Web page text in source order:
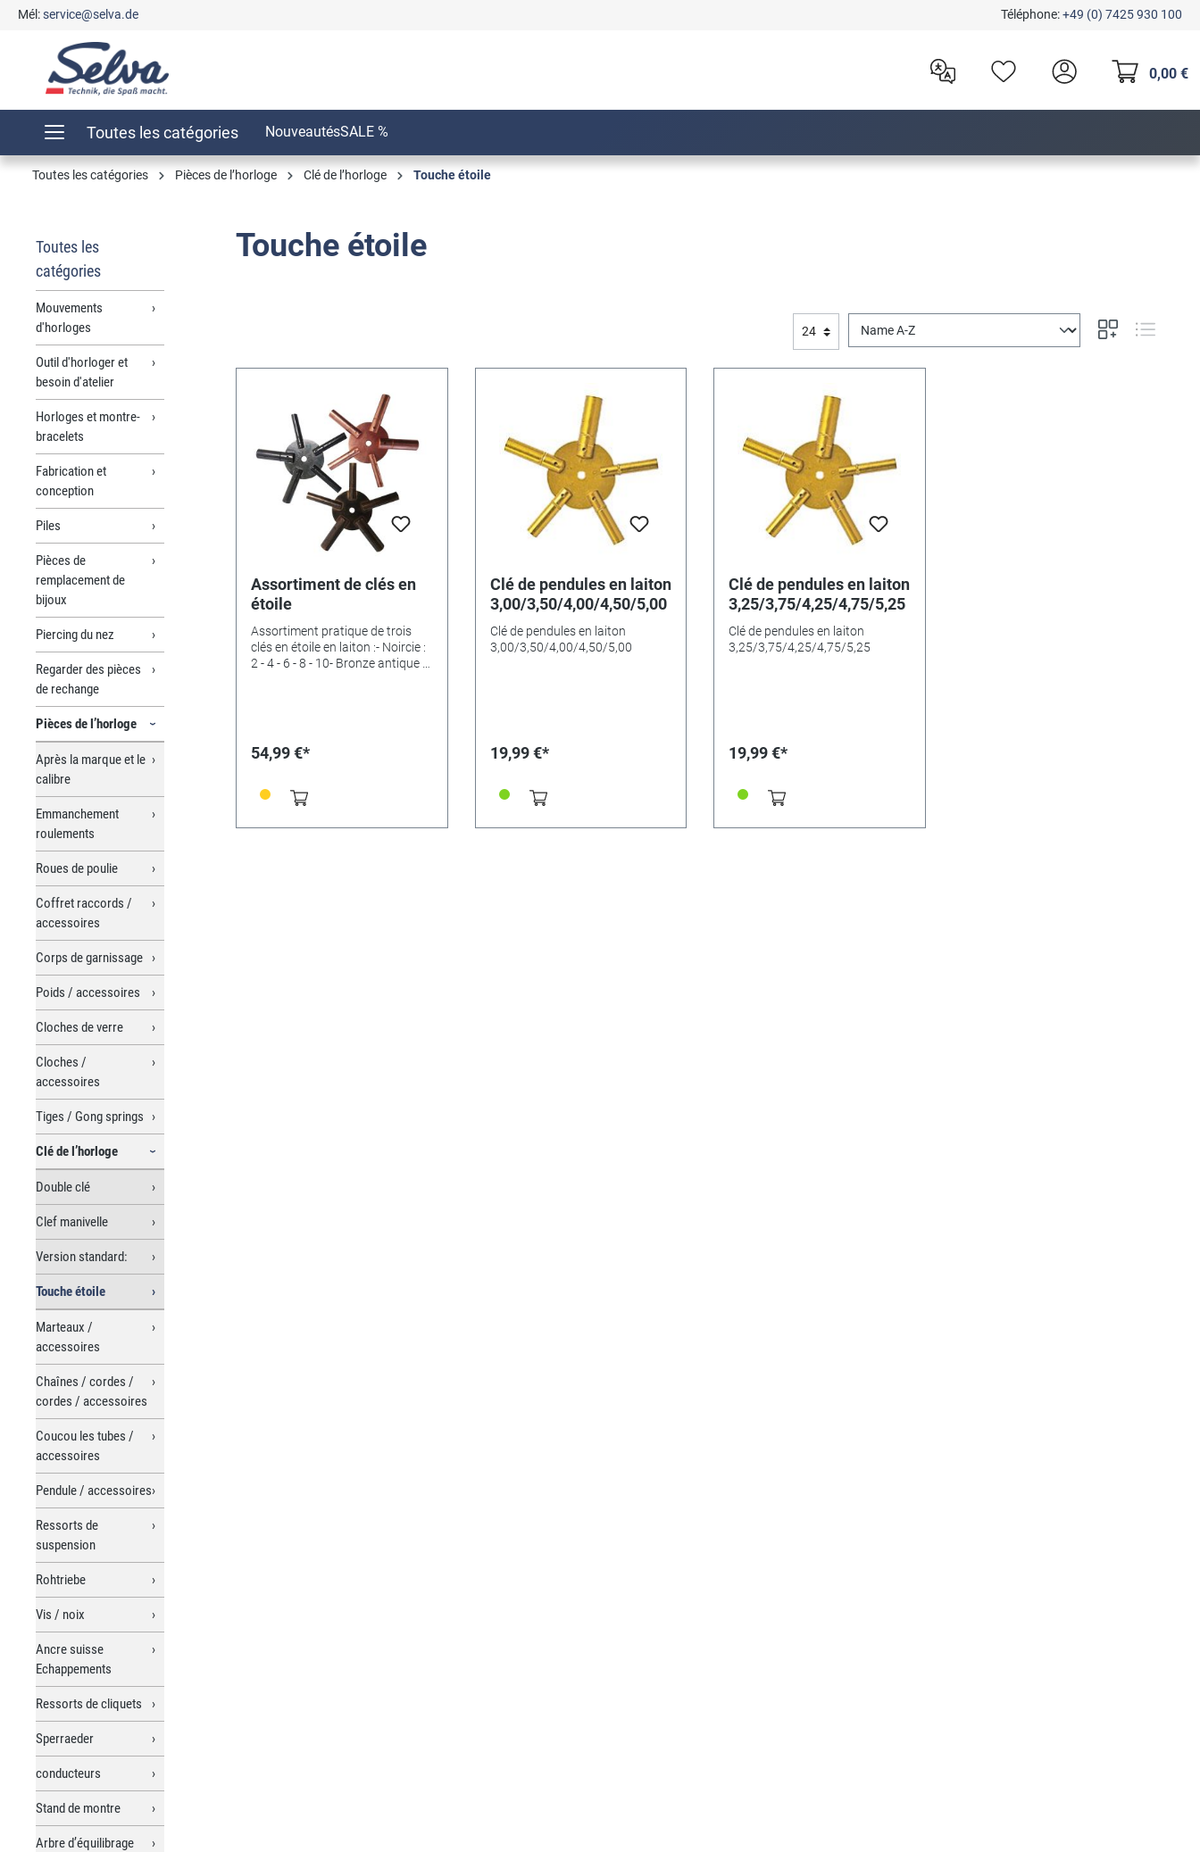
Passer à la navigation principale
Mél:service@selva.de Téléphone:+49 (0) 7425 930 100
0,00 €
Toutes les catégories NouveautésSALE %
Toutes les catégories Pièces de l’horloge Clé de l’horloge Touche étoile
Toutes les
catégories
Mouvements
d'horloges
Outil d'horloger et
besoin d'atelier
Horloges et montre-
bracelets
Fabrication et
conception
Piles
Pièces de
remplacement de
bijoux
Piercing du nez
Regarder des pièces
de rechange
Pièces de l’horloge
Après la marque et le
calibre
Emmanchement
roulements
Roues de poulie
Coffret raccords /
accessoires
Corps de garnissage
Poids / accessoires
Cloches de verre
Cloches /
accessoires
Tiges / Gong springs
Clé de l’horloge
Double clé
Clef manivelle
Version standard:
Touche étoile
Marteaux /
accessoires
Chaînes / cordes /
cordes / accessoires
Coucou les tubes /
accessoires
Pendule / accessoires
Ressorts de
suspension
Rohtriebe
Vis / noix
Ancre suisse
Echappements
Ressorts de cliquets
Sperraeder
conducteurs
Stand de montre
Arbre d’équilibrage
Touche étoile
Assortiment de clés en
étoile
Assortiment pratique de trois
clés en étoile en laiton :- Noircie :
2 - 4 - 6 - 8 - 10- Bronze antique :
54,99 €*
Clé de pendules en laiton
3,00/3,50/4,00/4,50/5,00
Clé de pendules en laiton
3,00/3,50/4,00/4,50/5,00
19,99 €*
Clé de pendules en laiton
3,25/3,75/4,25/4,75/5,25
Clé de pendules en laiton
3,25/3,75/4,25/4,75/5,25
19,99 €*